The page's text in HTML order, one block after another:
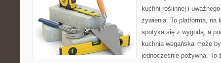
kuchni roślinnej i
żywienia. To platforma, na
spotyka się z wygodą, a
kuchnia wegańska może
jednocześnie pożywna. To